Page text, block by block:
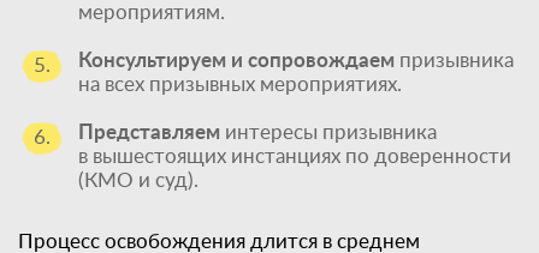
мероприятиям.
5. Консультируем и сопровождаем призывника
на всех призывных мероприятиях.
6. Представляем интересы призывника
в вышестоящих инстанциях по доверенности
(КМО и суд).
Процесс освобождения длится в среднем